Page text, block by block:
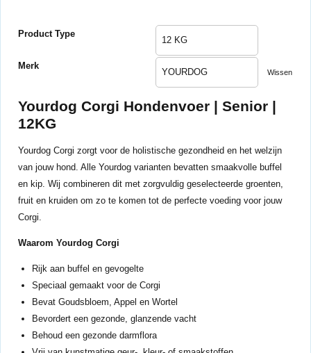
Product Type
Merk
Wissen
Yourdog Corgi Hondenvoer | Senior |
12KG
Yourdog Corgi zorgt voor de holistische gezondheid en het welzijn
van jouw hond. Alle Yourdog varianten bevatten smaakvolle buffel
en kip. Wij combineren dit met zorgvuldig geselecteerde groenten,
fruit en kruiden om zo te komen tot de perfecte voeding voor jouw
Corgi.
Waarom Yourdog Corgi
Rijk aan buffel en gevogelte
Speciaal gemaakt voor de Corgi
Bevat Goudsbloem, Appel en Wortel
Bevordert een gezonde, glanzende vacht
Behoud een gezonde darmflora